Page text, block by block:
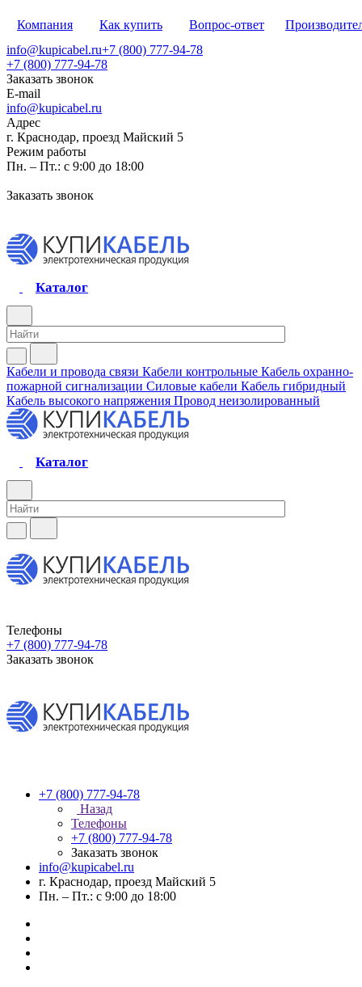
Компания Как купить Вопрос-ответ
info@kupicabel.ru+7 (800) 777-94-78
+7 (800) 777-94-78
Заказать звонок
E-mail
info@kupicabel.ru
Адрес
г. Краснодар, проезд Майский 5
Режим работы
Пн. – Пт.: с 9:00 до 18:00
Заказать звонок
Каталог
Кабели и провода связи Кабели контрольные Кабель охранно-
пожарной сигнализации Силовые кабели Кабель гибридный
Кабель высокого напряжения Провод неизолированный
Каталог
Телефоны
+7 (800) 777-94-78
Заказать звонок
+7 (800) 777-94-78
Назад
Телефоны
+7 (800) 777-94-78
Заказать звонок
info@kupicabel.ru
г. Краснодар, проезд Майский 5
Пн. – Пт.: с 9:00 до 18:00